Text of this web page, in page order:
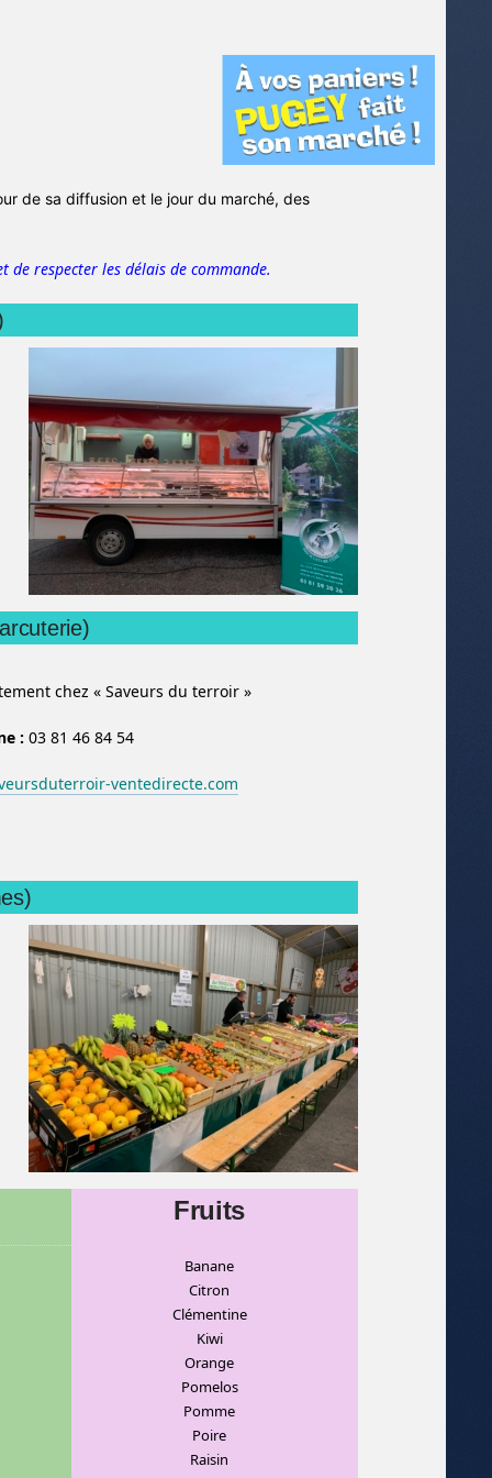
de sa diffusion et le jour du marché, des
respecter les délais de commande.
chez « Saveurs du terroir »
: 03 81 46 84 54
ventedirecte.com
Fruits
Banane
Citron
Clémentine
Kiwi
Orange
Pomelos
Pomme
Poire
Raisin